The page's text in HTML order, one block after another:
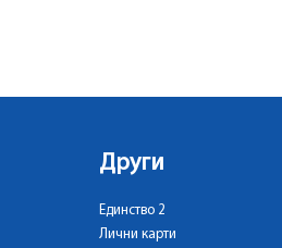
Други
Единство 2
Лични карти